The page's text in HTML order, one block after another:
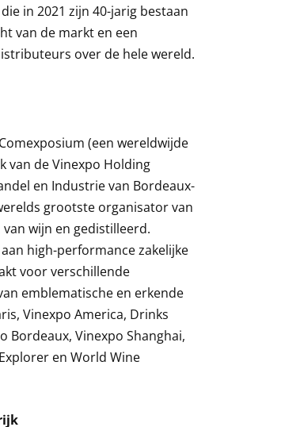
in 2021 zijn 40-jarig bestaan
van de markt en een
over de hele wereld.
(een wereldwijde
van de Vinexpo Holding
en Industrie van Bordeaux-
grootste organisator van
wijn en gedistilleerd.
high-performance zakelijke
voor verschillende
emblematische en erkende
Vinexpo America, Drinks
Bordeaux, Vinexpo Shanghai,
en World Wine